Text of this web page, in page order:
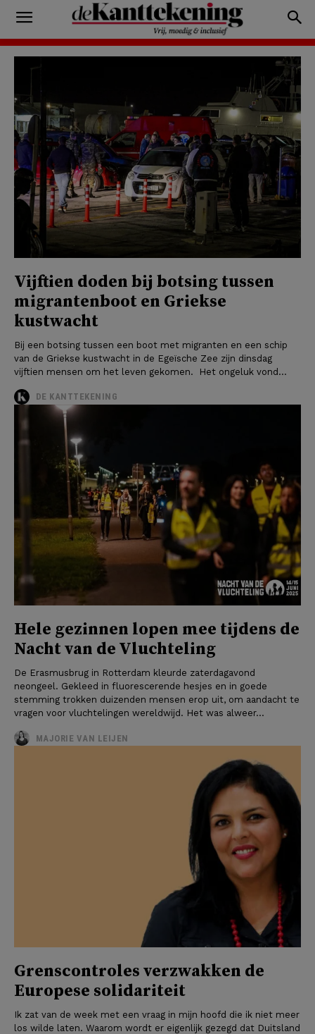
Vijftien doden bij botsing tussen
migrantenboot en Griekse
kustwacht
Bij een botsing tussen een boot met migranten en een schip
van de Griekse kustwacht in de Egeïsche Zee zijn dinsdag
vijftien mensen om het leven gekomen. Het ongeluk vond...
DE KANTTEKENING
Hele gezinnen lopen mee tijdens de
Nacht van de Vluchteling
De Erasmusbrug in Rotterdam kleurde zaterdagavond
neongeel. Gekleed in fluorescerende hesjes en in goede
stemming trokken duizenden mensen erop uit, om aandacht te
vragen voor vluchtelingen wereldwijd. Het was alweer...
MAJORIE VAN LEIJEN
Grenscontroles verzwakken de
Europese solidariteit
Ik zat van de week met een vraag in mijn hoofd die ik niet meer
los wilde laten. Waarom wordt er eigenlijk gezegd dat Duitsland